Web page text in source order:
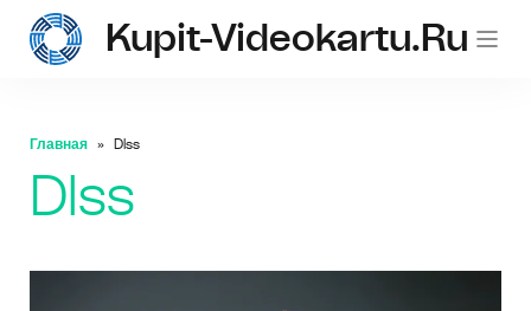
Kupit-Videokartu.ru
Главная Dlss
Dlss